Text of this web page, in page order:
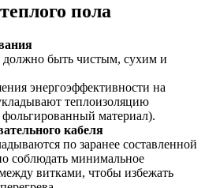
пола
быть чистым, сухим и
энергоэффективности на
теплоизоляцию
материал).
кабеля
по заранее составленной
соблюдать минимальное
витками, чтобы избежать